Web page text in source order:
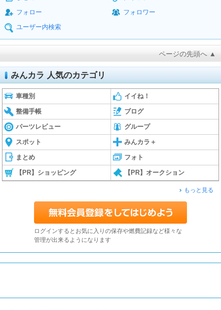
フォロー
フォロワー
ユーザー内検索
ページの先頭へ ▲
みんカラ 人気のカテゴリ
車種別 イイね！
整備手帳 ブログ
パーツレビュー グループ
スポット みんカラ＋
まとめ フォト
【PR】ショッピング 【PR】オークション
もっと見る
ログインするとお気に入りの保存や燃費記録など様々な
管理が出来るようになります